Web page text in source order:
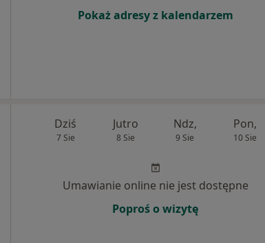
Pokaż adresy z kalendarzem
Dziś
7 Sie
Jutro
8 Sie
Ndz,
9 Sie
Pon,
10 Sie
Umawianie online nie jest dostępne
Poproś o wizytę